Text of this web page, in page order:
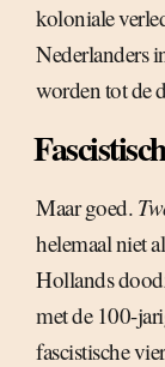
koloniale
Nederlanders
worden tot de
Maar goed.
helemaal niet
Hollands
met de 100-
fascistische